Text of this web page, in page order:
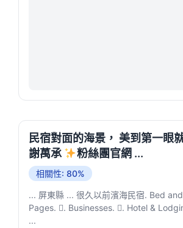
民宿對面的海景， 美到第一眼
謝萬承
粉絲團官網 ...
相關性: 80%
... 屏東縣 ... 很久以前濱海民宿. Bed
Pages. 󱙿. Businesses. 󱙿. Hotel &
...